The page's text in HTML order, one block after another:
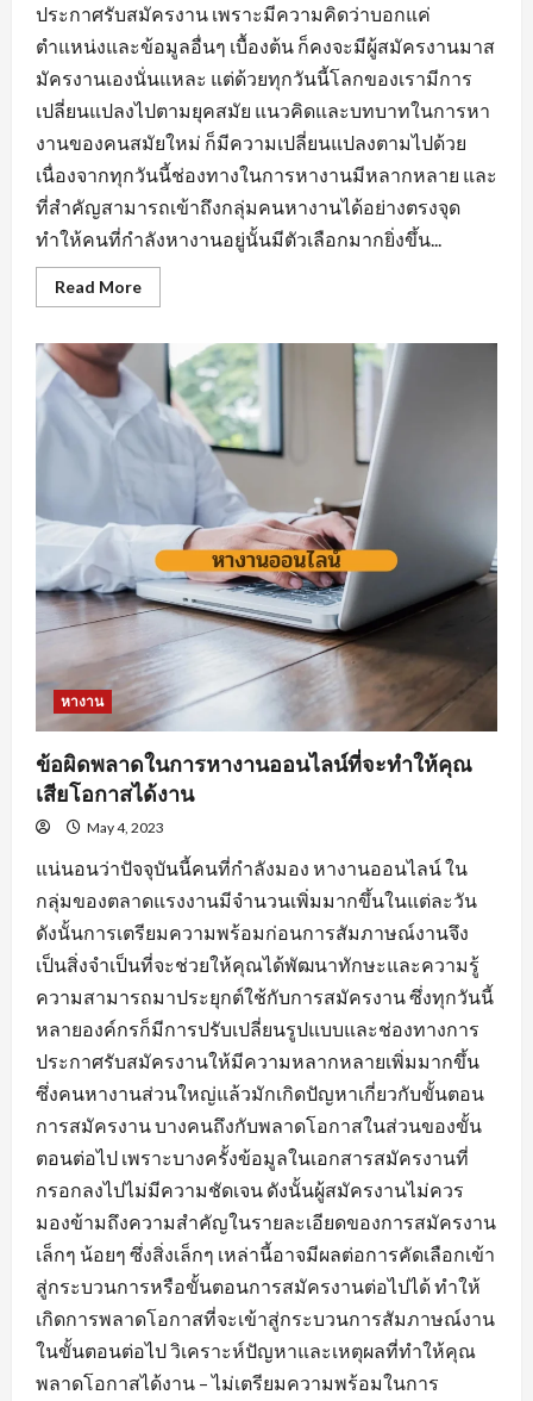
ประกาศรับสมัครงาน เพราะมีความคิดว่าบอกแค่
ตำแหน่งและข้อมูลอื่นๆ เบื้องต้น ก็คงจะมีผู้สมัครงานมาส
มัครงานเองนั่นแหละ แต่ด้วยทุกวันนี้โลกของเรามีการ
เปลี่ยนแปลงไปตามยุคสมัย แนวคิดและบทบาทในการหา
งานของคนสมัยใหม่ ก็มีความเปลี่ยนแปลงตามไปด้วย
เนื่องจากทุกวันนี้ช่องทางในการหางานมีหลากหลาย และ
ที่สำคัญสามารถเข้าถึงกลุ่มคนหางานได้อย่างตรงจุด
ทำให้คนที่กำลังหางานอยู่นั้นมีตัวเลือกมากยิ่งขึ้น...
Read MoreRead
more
เหล็ก
ของ
การ
หา
งาน
อุตสาหกรรม
หนองแค
ต้อง
มี
หางาน
ข้อผิดพลาดในการหางานออนไลน์ที่จะทำให้คุณ
เสียโอกาสได้งาน
May 4, 2023
แน่นอนว่าปัจจุบันนี้คนที่กำลังมอง หางานออนไลน์ ใน
กลุ่มของตลาดแรงงานมีจำนวนเพิ่มมากขึ้นในแต่ละวัน
ดังนั้นการเตรียมความพร้อมก่อนการสัมภาษณ์งานจึง
เป็นสิ่งจำเป็นที่จะช่วยให้คุณได้พัฒนาทักษะและความรู้
ความสามารถมาประยุกต์ใช้กับการสมัครงาน ซึ่งทุกวันนี้
หลายองค์กรก็มีการปรับเปลี่ยนรูปแบบและช่องทางการ
ประกาศรับสมัครงานให้มีความหลากหลายเพิ่มมากขึ้น
ซึ่งคนหางานส่วนใหญ่แล้วมักเกิดปัญหาเกี่ยวกับขั้นตอน
การสมัครงาน บางคนถึงกับพลาดโอกาสในส่วนของขั้น
ตอนต่อไป เพราะบางครั้งข้อมูลในเอกสารสมัครงานที่
กรอกลงไปไม่มีความชัดเจน ดังนั้นผู้สมัครงานไม่ควร
มองข้ามถึงความสำคัญในรายละเอียดของการสมัครงาน
เล็กๆ น้อยๆ ซึ่งสิ่งเล็กๆ เหล่านี้อาจมีผลต่อการคัดเลือกเข้า
สู่กระบวนการหรือขั้นตอนการสมัครงานต่อไปได้ ทำให้
เกิดการพลาดโอกาสที่จะเข้าสู่กระบวนการสัมภาษณ์งาน
ในขั้นตอนต่อไป วิเคราะห์ปัญหาและเหตุผลที่ทำให้คุณ
พลาดโอกาสได้งาน – ไม่เตรียมความพร้อมในการ